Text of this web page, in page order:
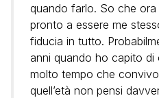
quando farlo. So che
pronto a essere me
fiducia in tutto.
anni quando ho capito di
molto tempo che
quell’età non pensi